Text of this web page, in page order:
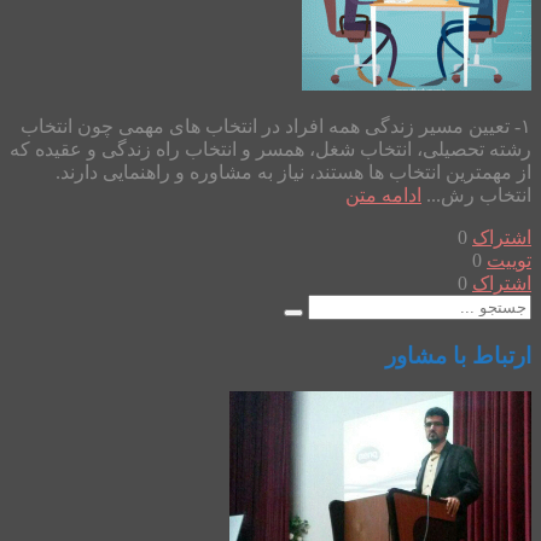
۱- تعیین مسیر زندگی همه افراد در انتخاب های مهمی چون انتخاب
رشته تحصیلی، انتخاب شغل، همسر و انتخاب راه زندگی و عقیده که
از مهمترین انتخاب ها هستند، نیاز به مشاوره و راهنمایی دارند.
انتخاب رش... ادامه متن
اشتراک 0
توییت 0
اشتراک 0
ارتباط با مشاور